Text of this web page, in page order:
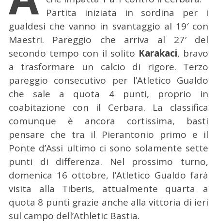
Partita iniziata in sordina per i
gualdesi che vanno in svantaggio al 19′ con
Maestri. Pareggio che arriva al 27′ del
secondo tempo con il solito Karakaci, bravo
a trasformare un calcio di rigore. Terzo
pareggio consecutivo per l’Atletico Gualdo
che sale a quota 4 punti, proprio in
coabitazione con il Cerbara. La classifica
comunque è ancora cortissima, basti
pensare che tra il Pierantonio primo e il
Ponte d’Assi ultimo ci sono solamente sette
punti di differenza. Nel prossimo turno,
domenica 16 ottobre, l’Atletico Gualdo farà
visita alla Tiberis, attualmente quarta a
quota 8 punti grazie anche alla vittoria di ieri
sul campo dell’Athletic Bastia.